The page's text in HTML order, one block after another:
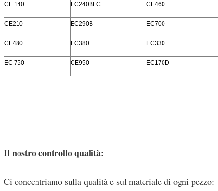
CE 140 EC240BLC CE460
CE210 EC290B EC700
CE480 EC380 EC330
EC 750 CE950 EC170D
Il nostro controllo qualità:
Ci concentriamo sulla qualità e sul materiale di ogni pezzo: